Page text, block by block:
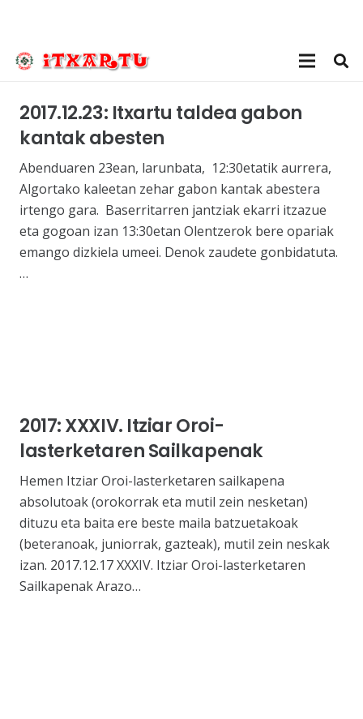
2017.12.23: Itxartu taldea gabon
kantak abesten
Abenduaren 23ean, larunbata, 12:30etatik aurrera,
Algortako kaleetan zehar gabon kantak abestera
irtengo gara. Baserritarren jantziak ekarri itzazue
eta gogoan izan 13:30etan Olentzerok bere opariak
emango dizkiela umeei. Denok zaudete gonbidatuta.
…
2017: XXXIV. Itziar Oroi-
lasterketaren Sailkapenak
Hemen Itziar Oroi-lasterketaren sailkapena
absolutoak (orokorrak eta mutil zein nesketan)
dituzu eta baita ere beste maila batzuetakoak
(beteranoak, juniorrak, gazteak), mutil zein neskak
izan. 2017.12.17 XXXIV. Itziar Oroi-lasterketaren
Sailkapenak Arazo…